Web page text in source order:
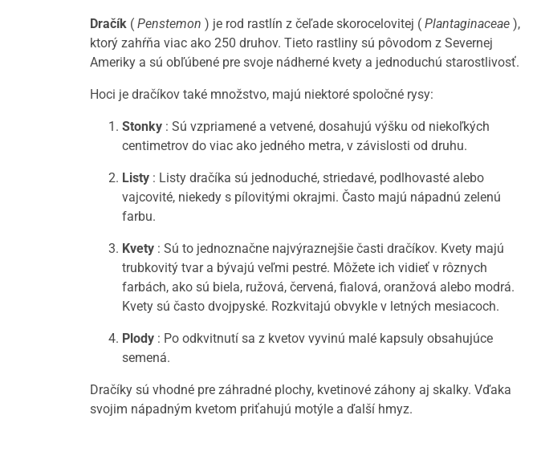
Dračík ( Penstemon ) je rod rastlín z čeľade skorocelovitej ( Plantaginaceae ),
ktorý zahŕňa viac ako 250 druhov. Tieto rastliny sú pôvodom z Severnej
Ameriky a sú obľúbené pre svoje nádherné kvety a jednoduchú starostlivosť.
Hoci je dračíkov také množstvo, majú niektoré spoločné rysy:
Stonky : Sú vzpriamené a vetvené, dosahujú výšku od niekoľkých
centimetrov do viac ako jedného metra, v závislosti od druhu.
Listy : Listy dračíka sú jednoduché, striedavé, podlhovasté alebo
vajcovité, niekedy s pílovitými okrajmi. Často majú nápadnú zelenú
farbu.
Kvety : Sú to jednoznačne najvýraznejšie časti dračíkov. Kvety majú
trubkovitý tvar a bývajú veľmi pestré. Môžete ich vidieť v rôznych
farbách, ako sú biela, ružová, červená, fialová, oranžová alebo modrá.
Kvety sú často dvojpyské. Rozkvitajú obvykle v letných mesiacoch.
Plody : Po odkvitnutí sa z kvetov vyvinú malé kapsuly obsahujúce
semená.
Dračíky sú vhodné pre záhradné plochy, kvetinové záhony aj skalky. Vďaka
svojim nápadným kvetom priťahujú motýle a ďalší hmyz.